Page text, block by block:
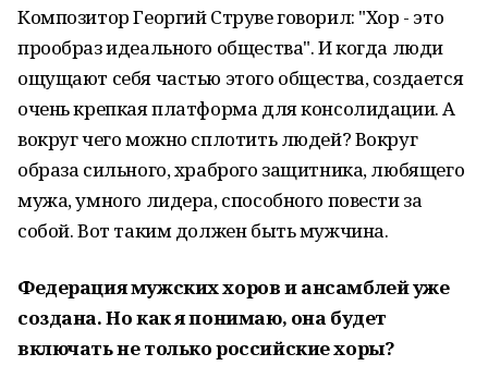
Композитор Георгий Струве говорил: "Хор - это
прообраз идеального общества". И когда люди
ощущают себя частью этого общества, создается
очень крепкая платформа для консолидации. А
вокруг чего можно сплотить людей? Вокруг
образа сильного, храброго защитника, любящего
мужа, умного лидера, способного повести за
собой. Вот таким должен быть мужчина.
Федерация мужских хоров и ансамблей уже
создана. Но как я понимаю, она будет
включать не только российские хоры?